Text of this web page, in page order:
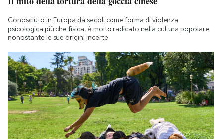
Conosciuto in Europa da secoli come forma di violenza
psicologica più che fisica, è molto radicato nella cultura popolare
nonostante le sue origini incerte